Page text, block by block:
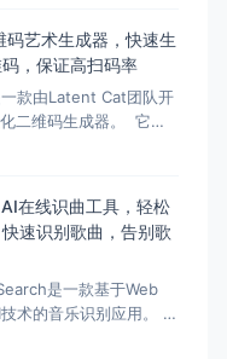
体而言，诗境
款能够提升照片文艺
码艺术生成器，快速生
，保证高扫码率
款由Latent Cat团队开
二维码生成器。 它将
有艺术感的图像，同
性化的二维码生成方
多种功能，
在线识曲工具，轻松
速识别歌曲，告别歌
是一款基于Web
术的音乐识别应用。
唱歌或播放音乐的方